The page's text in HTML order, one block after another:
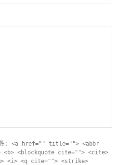
： <a href="" title=""> <abbr
<blockquote cite=""> <cite>
<i> <q cite=""> <strike>